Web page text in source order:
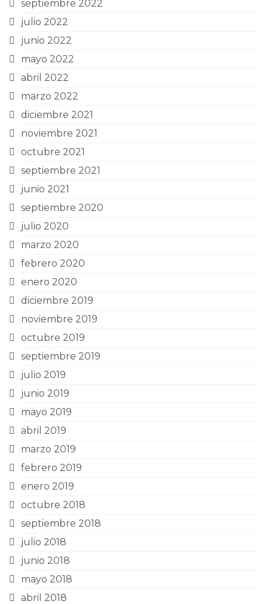
septiembre 2022
julio 2022
junio 2022
mayo 2022
abril 2022
marzo 2022
diciembre 2021
noviembre 2021
octubre 2021
septiembre 2021
junio 2021
septiembre 2020
julio 2020
marzo 2020
febrero 2020
enero 2020
diciembre 2019
noviembre 2019
octubre 2019
septiembre 2019
julio 2019
junio 2019
mayo 2019
abril 2019
marzo 2019
febrero 2019
enero 2019
octubre 2018
septiembre 2018
julio 2018
junio 2018
mayo 2018
abril 2018